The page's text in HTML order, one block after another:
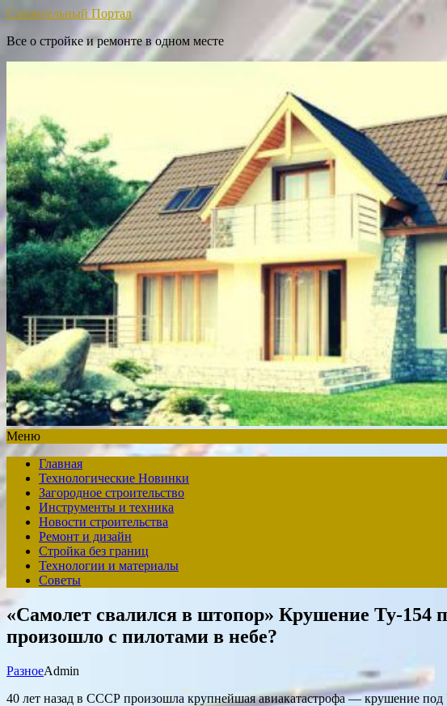
Строительный Портал
Все о стройке и ремонте в одном месте
Меню
Главная
Технологические Новинки
Загородное строительство
Инструменты и техника
Новости строительства
Ремонт и дизайн
Стройка без границ
Технологии и материалы
Советы
«Самолет свалился в штопор» Крушение Ту-
произошло с пилотами в небе?
РазноеAdmin
40 лет назад в СССР произошла крупнейшая авиакатастрофа — крушение под